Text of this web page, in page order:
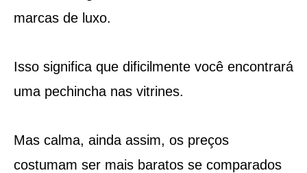
marcas de luxo.
Isso significa que dificilmente você encontrará
uma pechincha nas vitrines.
Mas calma, ainda assim, os preços
costumam ser mais baratos se comparados